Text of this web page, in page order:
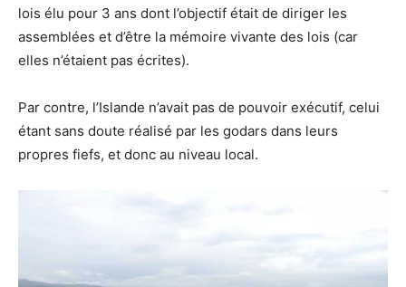
lois élu pour 3 ans dont l’objectif était de diriger les
assemblées et d’être la mémoire vivante des lois (car
elles n’étaient pas écrites).
Par contre, l’Islande n’avait pas de pouvoir exécutif, celui
étant sans doute réalisé par les godars dans leurs
propres fiefs, et donc au niveau local.